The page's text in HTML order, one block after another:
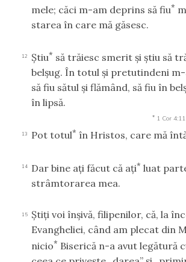
mele; căci m-am deprins să fiu*
starea în care mă găsesc.
12 Ştiu* să trăiesc smerit şi ştiu să
belşug. În totul şi pretutindeni
să fiu sătul şi flămând, să fiu în
în lipsă.
* 1 Cor 4:11
13 Pot totul* în Hristos, care mă
14 Dar bine aţi făcut că aţi* luat
strâmtorarea mea.
15
Ştiţi voi înşivă, filipenilor, că, la
Evangheliei, când am plecat din
nicio* Biserică n-a avut legătură